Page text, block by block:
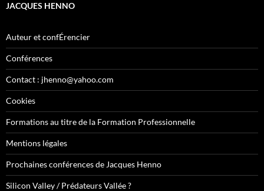
JACQUES HENNO
Auteur et confÉrencier
Conférences
Contact : jhenno@yahoo.com
Cookies
Formations au titre de la Formation Professionnelle
Mentions légales
Prochaines conférences de Jacques Henno
Silicon Valley / Prédateurs Vallée ?